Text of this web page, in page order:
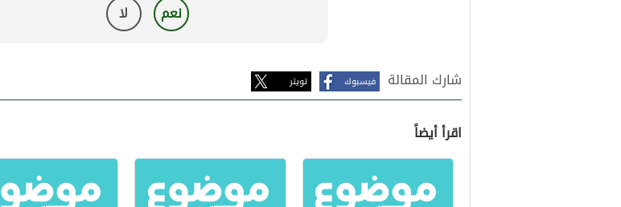
نعم لا
شارك المقالة فيسبوك تويتر
اقرأ أيضاً